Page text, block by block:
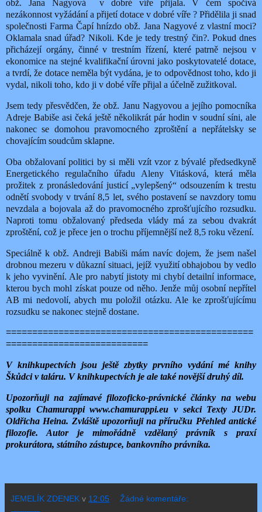
obž. Jana Nagyová
v dobré víře přijala. V čem spočívá
nezákonnost vyžádání a přijetí dotace v dobré víře ? Přidělila ji snad
společnosti Farma Čapí hnízdo obž. Jana Nagyové z vlastní moci?
Oklamala snad úřad? Nikoli. Kde je tedy trestný čin?. Pokud dnes
přicházejí orgány, činné v trestním řízení, které patrně nejsou v
ekonomice na stejné kvalifikační úrovni jako poskytovatelé dotace,
a tvrdí, že dotace neměla být vydána, je to odpovědnost toho, kdo ji
vydal, nikoli toho, kdo ji v dobé víře přijal a účelně zužitkoval.
Jsem tedy přesvědčen, že obž. Janu Nagyovou a jejího pomocníka
Adreje Babiše asi čeká ještě několikrát pár hodin v soudní síni, ale
nakonec se domohou pravomocného zproštění a nepřátelsky se
chovajícím soudcům sklapne.
Oba obžalovaní politici by si měli vzít vzor z bývalé předsedkyně
Energetického regulačního úřadu Aleny Vitásková, která měla
prožitek z pronásledování justicí „vylepšený“ odsouzením k trestu
odnětí svobody v trvání 8,5 let, svého postavení se navzdory tomu
nevzdala a bojovala až do pravomocného zprošťujícího rozsudku.
Naproti tomu obžalovaný předseda vlády má za sebou dvakrát
zproštění, což je přece jen o trochu příjemnější než 8,5 roku vězení.
Speciálně k obž. Andreji Babiši mám navíc dojem, že jsem našel
drobnou mezeru v důkazní situaci, jejíž využití obhajobou by vedlo
k jeho vyvinění. Ale pro nabytí jistoty mi chybí detailní informace,
kterou bych mohl získat pouze od něho. Jenže můj osobní nepřítel
AB mi nedovolí, abych mu položil otázku. Ale ke zprošťujícímu
rozsudku se nakonec stejně dostane.
===============================================
===========================
V knihkupectvích jsou ještě zbytky prvního vydání mé knihy
Škůdci v taláru. V knihkupectvích je ale také novější druhý díl.
Upozorňuji na zajímavé filozoficko-právnické články na webu
spolku Chamurappi www.chamurappi.eu v sekci Texty JUDr.
Oldřicha Heina. Zvláště upozorňuji na příručku Přehled antické
filozofie. Autor je mimořádně vzdělaný právník s praxí
prokurátora, státního zástupce, bankovního právníka.
JEMELÍK ZDENEK v 12:05 Žádné komentáře: